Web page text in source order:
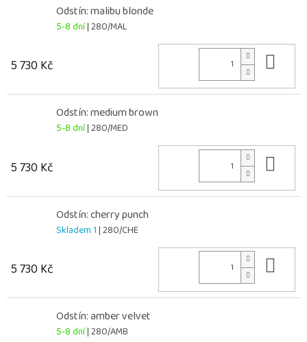
Odstín: malibu blonde
5-8 dní| 280/MAL
5 730 Kč
Odstín: medium brown
5-8 dní| 280/MED
5 730 Kč
Odstín: cherry punch
Skladem 1| 280/CHE
5 730 Kč
Odstín: amber velvet
5-8 dní| 280/AMB